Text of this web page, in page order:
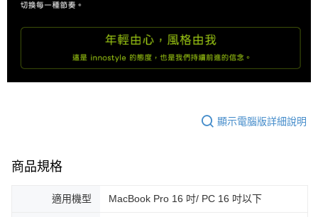
顯示電腦版詳細說明
商品規格
適用機型 MacBook Pro 16 吋/ PC 16 吋以下